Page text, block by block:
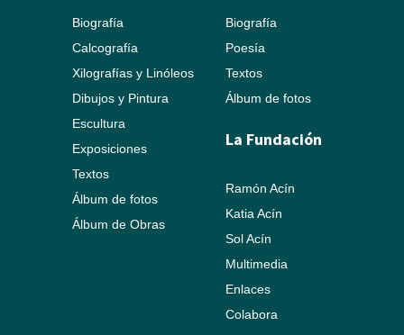
Biografía
Calcografía
Xilografías y Linóleos
Dibujos y Pintura
Escultura
Exposiciones
Textos
Álbum de fotos
Álbum de Obras
Biografía
Poesía
Textos
Álbum de fotos
La Fundación
Ramón Acín
Katia Acín
Sol Acín
Multimedia
Enlaces
Colabora